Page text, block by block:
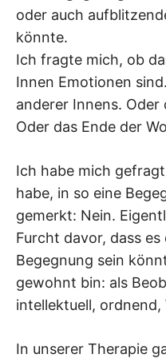
oder auch
könnte.
Ich fragte mich, ob
Innen Emotionen
anderer Innens.
Oder das Ende der
Ich habe mich
habe, in so eine
gemerkt: Nein.
Furcht davor, dass
Begegnung sein
gewohnt bin: als
intellektuell,
In unserer Therapie